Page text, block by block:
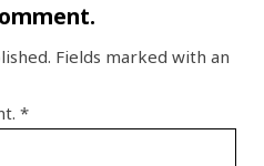
Fields marked with an
*